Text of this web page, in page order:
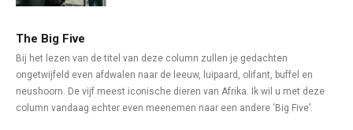
The Big Five
Bij het lezen van de titel van deze column zullen je gedachten
ongetwijfeld even afdwalen naar de leeuw, luipaard, olifant, buffel en
neushoorn. De vijf meest iconische dieren van Afrika. Ik wil u met deze
column vandaag echter even meenemen naar een andere ‘Big Five’.